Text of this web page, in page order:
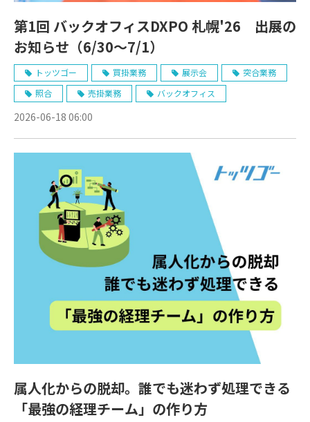
第1回 バックオフィスDXPO 札幌'26 出展の
お知らせ（6/30～7/1）
トッツゴー 買掛業務 展示会
突合業務
照合
売掛業務 バックオフィス
2026-06-18 06:00
属人化からの脱却。誰でも迷わず処理できる
「最強の経理チーム」の作り方